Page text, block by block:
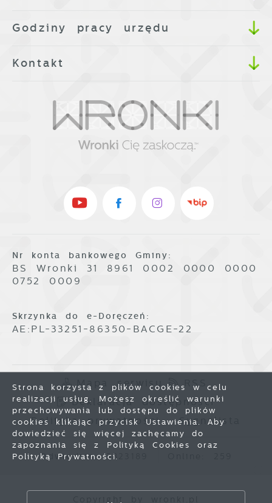
Godziny pracy urzędu
Kontakt
Nr konta bankowego Gminy:
BS Wronki 31 8961 0002 0000 0000
0752 0009
Skrzynka do e-Doręczeń:
AE:PL-33251-86350-BACGE-22
Mapa serwisu
RSS
Deklaracja dostępności
Polityka prywatności
Sygnalista
Odwiedzin: 3823189
Strona korzysta z plików cookies w celu
realizacji usług. Możesz określić warunki
przechowywania lub dostępu do plików
cookies klikając przycisk Ustawienia. Aby
dowiedzieć się więcej zachęcamy do
zapoznania się z Polityką Cookies oraz
Polityką Prywatności.